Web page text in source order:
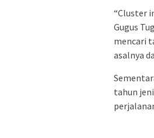
“Cluster
Gugus
mencari
asalnya
tahun